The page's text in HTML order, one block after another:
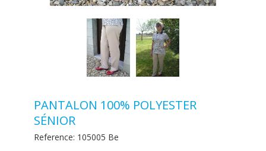
PANTALON 100% POLYESTER
SÉNIOR
Reference: 105005 Be